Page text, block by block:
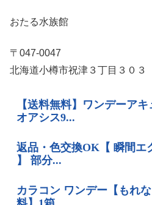
おたる水族館
〒047-0047
北海道小樽市祝津３丁目３０３